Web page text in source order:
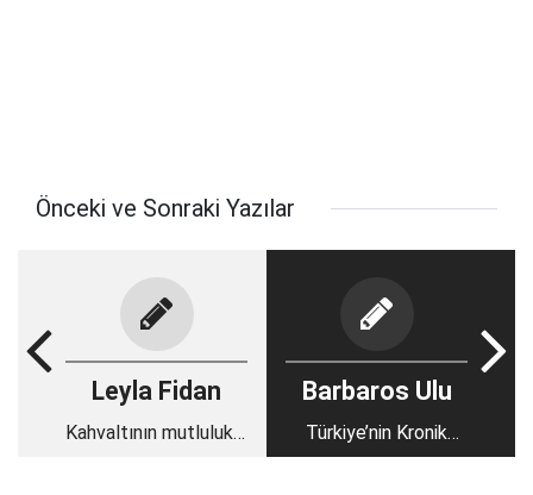
Önceki ve Sonraki Yazılar
Leyla Fidan
Kahvaltının mutlulukla
Barbaros Ulu
Türkiye’nin Kronik
Hastalığı